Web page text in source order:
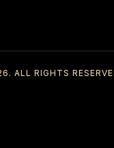
ALL RIGHTS